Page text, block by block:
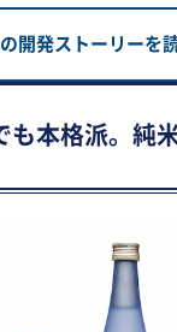
開発ストーリーを
も本格派。純